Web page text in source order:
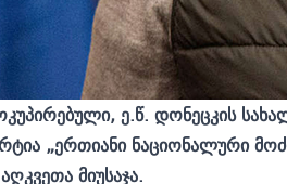
ე.წ. დონეცკის
„ერთიანი ნაციონალური
მიუსაჯა.